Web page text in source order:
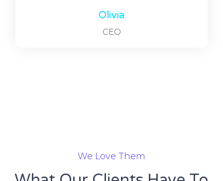
Olivia
CEO
We Love Them